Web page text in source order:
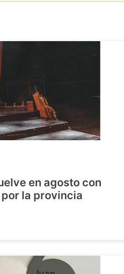
en agosto con
la provincia